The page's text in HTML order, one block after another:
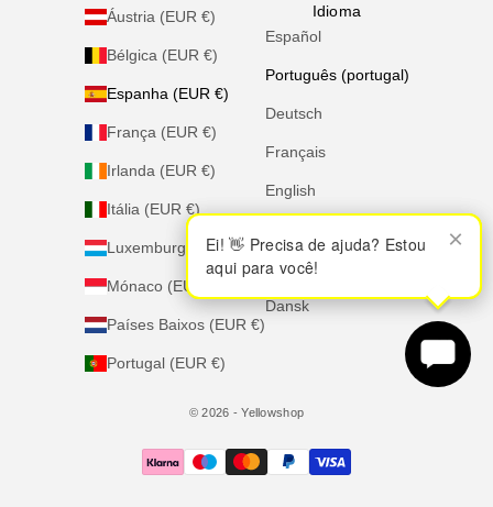
Áustria (EUR €)
Bélgica (EUR €)
Espanha (EUR €)
França (EUR €)
Irlanda (EUR €)
Itália (EUR €)
Luxemburgo (EUR €)
Mónaco (EUR €)
Países Baixos (EUR €)
Portugal (EUR €)
Idioma
Español
Português (portugal)
Deutsch
Français
English
Nederlands
Dansk
© 2026 - Yellowshop
Ei! 👋 Precisa de ajuda? Estou
aqui para você!
×
Ei! 👋 Precisa de ajuda? Estou
aqui para você!
×